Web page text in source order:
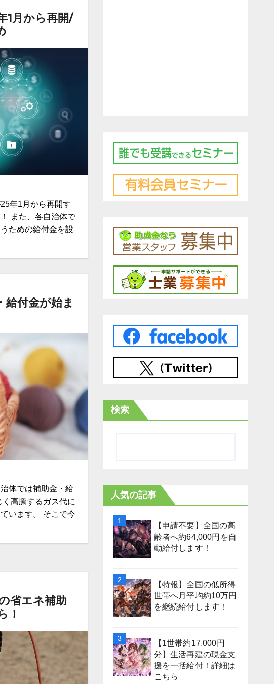
1月から再開/
年1月から再開す
また、各自治体で
ための給付金を設
給付金が始ま
体では補助金・給
高騰するガス代に
います。 そこで今
省エネ補助
！
検索
人気の記事
【申請不要】全国の高
齢者へ約64,000円を自
動給付します！
【特報】全国の低所得
世帯へ月平均約10万円
を継続給付します！
【1世帯約17,000円
分】生活再建の現金支
援を一括給付！詳細は
こちら